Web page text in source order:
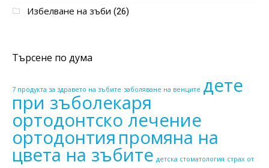
Избелване на зъби (26)
Търсене по дума
7 продукта за здравето на зъбите заболяване на венците дете
при зъболекаря
ортодонтско лечение
ортодонтия промяна на
цвета на зъбите детска стоматология страх от